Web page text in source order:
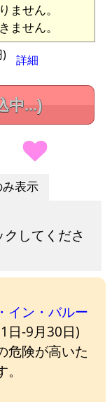
ません。
ません。
詳細
中...)
表示
クしてくださ
イン・バルー
日-9月30日)
危険が高いた